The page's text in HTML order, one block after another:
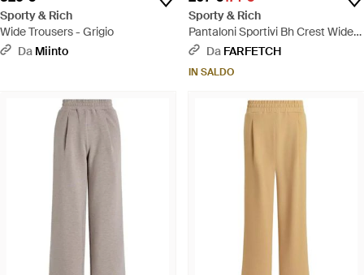
Sporty & Rich
Wide Trousers - Grigio
Da Miinto
Sporty & Rich
Pantaloni Sportivi Bh Crest Wide
Con Logo - Blu
Da FARFETCH
IN SALDO